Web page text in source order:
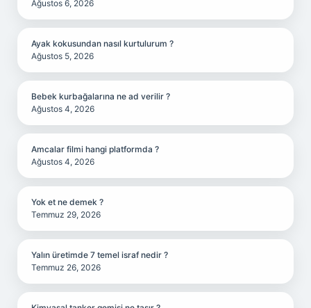
Ağustos 6, 2026
Ayak kokusundan nasıl kurtulurum ?
Ağustos 5, 2026
Bebek kurbağalarına ne ad verilir ?
Ağustos 4, 2026
Amcalar filmi hangi platformda ?
Ağustos 4, 2026
Yok et ne demek ?
Temmuz 29, 2026
Yalın üretimde 7 temel israf nedir ?
Temmuz 26, 2026